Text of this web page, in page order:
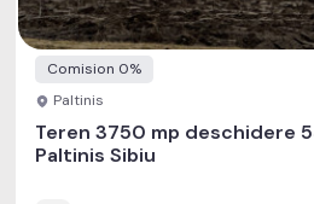
Comision 0%
Paltinis
Teren 3750 mp deschidere
Paltinis Sibiu